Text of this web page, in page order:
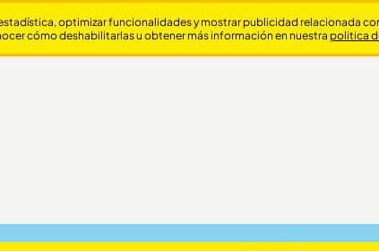
optimizar funcionalidades y mostrar publicidad relacionada
cómo deshabilitarlas u obtener más información en nuestra politica